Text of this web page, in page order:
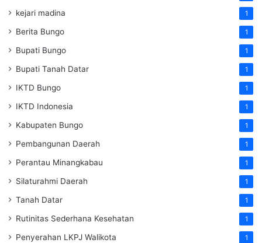
kejari madina 1
Berita Bungo 1
Bupati Bungo 1
Bupati Tanah Datar 1
IKTD Bungo 1
IKTD Indonesia 1
Kabupaten Bungo 1
Pembangunan Daerah 1
Perantau Minangkabau 1
Silaturahmi Daerah 1
Tanah Datar 1
Rutinitas Sederhana Kesehatan 1
Penyerahan LKPJ Walikota 1